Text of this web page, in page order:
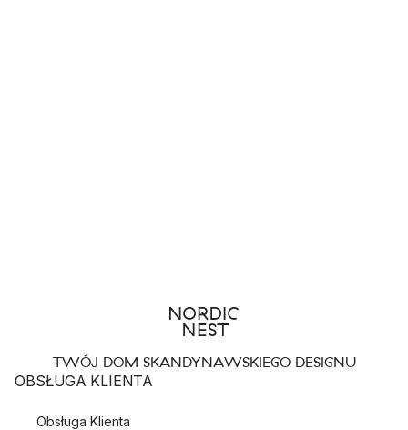
TWÓJ DOM SKANDYNAWSKIEGO DESIGNU
OBSŁUGA KLIENTA
Obsługa Klienta